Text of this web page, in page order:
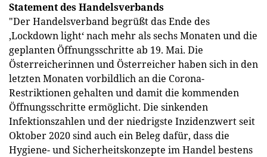
Statement des Handelsverbands
"Der Handelsverband begrüßt das Ende des
‚Lockdown light‘ nach mehr als sechs Monaten und die
geplanten Öffnungsschritte ab 19. Mai. Die
Österreicherinnen und Österreicher haben sich in den
letzten Monaten vorbildlich an die Corona-
Restriktionen gehalten und damit die kommenden
Öffnungsschritte ermöglicht. Die sinkenden
Infektionszahlen und der niedrigste Inzidenzwert seit
Oktober 2020 sind auch ein Beleg dafür, dass die
Hygiene- und Sicherheitskonzepte im Handel bestens